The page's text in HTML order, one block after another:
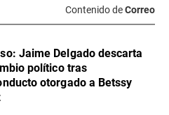
Contenido deCorreo
Jaime Delgado descarta
político tras
otorgado a Betssy